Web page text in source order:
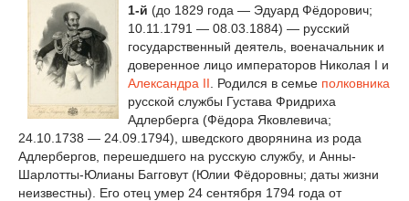
1-й (до 1829 года — Эдуард Фёдорович;
10.11.1791 — 08.03.1884) — русский
государственный деятель, военачальник и
доверенное лицо императоров Николая I и
Александра II . Родился в семье полковника
русской службы Густава Фридриха
Адлерберга (Фёдора Яковлевича;
24.10.1738 — 24.09.1794), шведского дворянина из рода
Адлербергов, перешедшего на русскую службу, и Анны-
Шарлотты-Юлианы Багговут (Юлии Фёдоровны; даты жизни
неизвестны). Его отец умер 24 сентября 1794 года от